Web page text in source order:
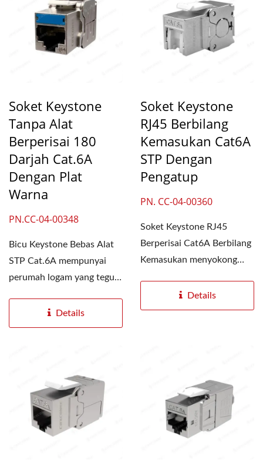
Soket Keystone
Tanpa Alat
Berperisai 180
Darjah Cat.6A
Dengan Plat
Warna
PN.CC-04-00348
Bicu Keystone Bebas Alat
STP Cat.6A mempunyai
perumah logam yang teguh
Details
Soket Keystone
RJ45 Berbilang
Kemasukan Cat6A
STP Dengan
Pengatup
PN. CC-04-00360
Soket Keystone RJ45
Berperisai Cat6A Berbilang
Kemasukan menyokong
belakangKablekemasukan,...
Details